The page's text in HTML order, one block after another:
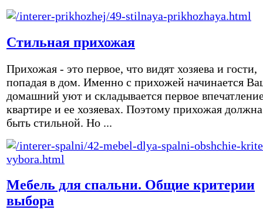
Стильная прихожая
Прихожая - это первое, что видят хозяева и гости,
попадая в дом. Именно с прихожей начинается
домашний уют и складывается первое
квартире и ее хозяевах. Поэтому прихожая должна
быть стильной. Но ...
Мебель для спальни. Общие критерии
выбора